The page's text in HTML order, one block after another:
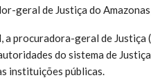
geral de Justiça do
a procuradora-geral de
do sistema de
instituições públicas.